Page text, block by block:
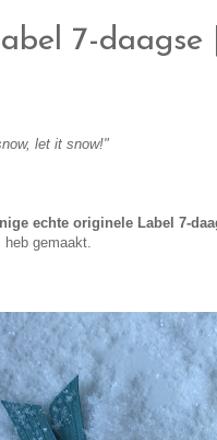
7-daagse
let it snow!"
echte originele Label 7-
gemaakt.